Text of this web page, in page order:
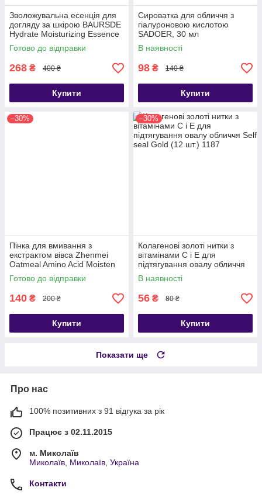
Зволожувальна есенція для
догляду за шкірою BAURSDE
Hydrate Moisturizing Essence
230 мл
Готово до відправки
268 ₴ 400 ₴
Купити
Сироватка для обличчя з
гіалуроновою кислотою
SADOER, 30 мл
В наявності
98 ₴ 140 ₴
Купити
–30%
Пінка для вмивання з
екстрактом вівса Zhenmei
Oatmeal Amino Acid Moisten
Facial Cleanser 168 мл
Готово до відправки
140 ₴ 200 ₴
Купити
–30%
Колагенові золоті нитки з
вітамінами C і Е для
підтягування овалу обличчя
Self seal Gold (12 шт.)
В наявності
56 ₴ 80 ₴
Купити
Показати ще
Про нас
100% позитивних з 91 відгука за рік
Працює з 02.11.2015
м. Миколаїв
Миколаїв, Миколаїв, Україна
Контакти